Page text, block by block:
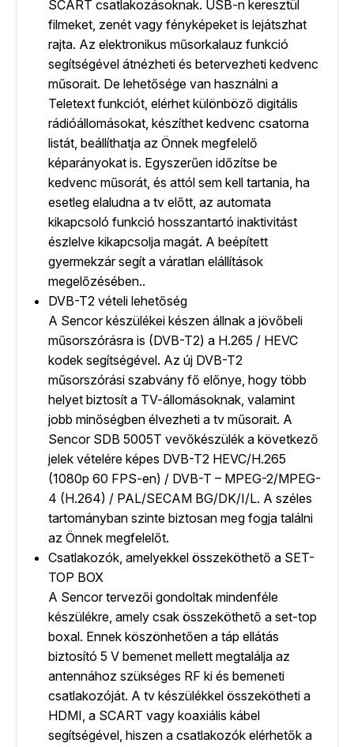
SCART csatlakozásoknak. USB-n keresztül
filmeket, zenét vagy fényképeket is lejátszhat
rajta. Az elektronikus műsorkalauz funkció
segítségével átnézheti és betervezheti kedvenc
műsorait. De lehetősége van használni a
Teletext funkciót, elérhet különböző digitális
rádióállomásokat, készíthet kedvenc csatorna
listát, beállíthatja az Önnek megfelelő
képarányokat is. Egyszerűen időzítse be
kedvenc műsorát, és attól sem kell tartania, ha
esetleg elaludna a tv előtt, az automata
kikapcsoló funkció hosszantartó inaktivitást
észlelve kikapcsolja magát. A beépített
gyermekzár segít a váratlan elállítások
megelőzésében..
DVB-T2 vételi lehetőség
A Sencor készülékei készen állnak a jövőbeli
műsorszórásra is (DVB-T2) a H.265 / HEVC
kodek segítségével. Az új DVB-T2
műsorszórási szabvány fő előnye, hogy több
helyet biztosít a TV-állomásoknak, valamint
jobb minőségben élvezheti a tv műsorait. A
Sencor SDB 5005T vevőkészülék a következő
jelek vételére képes DVB-T2 HEVC/H.265
(1080p 60 FPS-en) / DVB-T – MPEG-2/MPEG-
4 (H.264) / PAL/SECAM BG/DK/I/L. A széles
tartományban szinte biztosan meg fogja találni
az Önnek megfelelőt.
Csatlakozók, amelyekkel összeköthető a SET-
TOP BOX
A Sencor tervezői gondoltak mindenféle
készülékre, amely csak összeköthető a set-top
boxal. Ennek köszönhetően a táp ellátás
biztosító 5 V bemenet mellett megtalálja az
antennához szükséges RF ki és bemeneti
csatlakozóját. A tv készülékkel összekötheti a
HDMI, a SCART vagy koaxiális kábel
segítségével, hiszen a csatlakozók elérhetők a